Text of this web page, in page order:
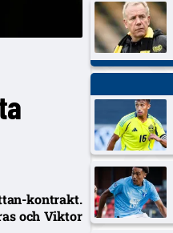
kontrakt.
och Viktor